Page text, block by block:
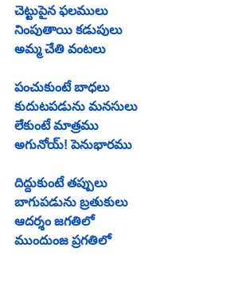
చెట్టుపైన ఫలములు
నింపుతాయి కడుపులు
అమ్మ చేతి వంటలు
పంచుకుంటే బాధలు
కుదుటపడును మనసులు
లేకుంటే మాత్రము
అగునోయ్! పెనుభారము
దిద్దుకుంటే తప్పులు
బాగుపడును బ్రతుకులు
ఆదర్శం జగతిలో
ముందుంజ ప్రగతిలో